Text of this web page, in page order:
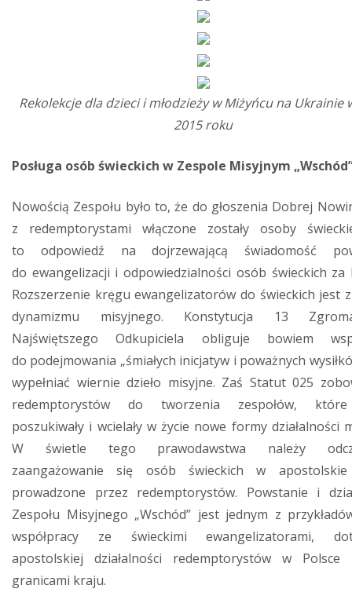
Rekolekcje dla dzieci i młodzieży w Miżyńcu na Ukrainie
2015 roku
Posługa osób świeckich w Zespole Misyjnym
Nowością Zespołu było to, że do głoszenia Dobrej
z redemptorystami włączone zostały osoby
to odpowiedź na dojrzewającą świadomość
do ewangelizacji i odpowiedzialności osób świeckich za
Rozszerzenie kręgu ewangelizatorów do świeckich jest
dynamizmu misyjnego. Konstytucja 13
Najświętszego Odkupiciela obliguje bowiem
do podejmowania „śmiałych inicjatyw i poważnych
wypełniać wiernie dzieło misyjne. Zaś Statut 025
redemptorystów do tworzenia zespołów,
poszukiwały i wcielały w życie nowe formy działalności
W świetle tego prawodawstwa należy
zaangażowanie się osób świeckich w apostolskie
prowadzone przez redemptorystów. Powstanie i
Zespołu Misyjnego „Wschód” jest jednym z
współpracy ze świeckimi ewangelizatorami,
apostolskiej działalności redemptorystów w
granicami kraju.